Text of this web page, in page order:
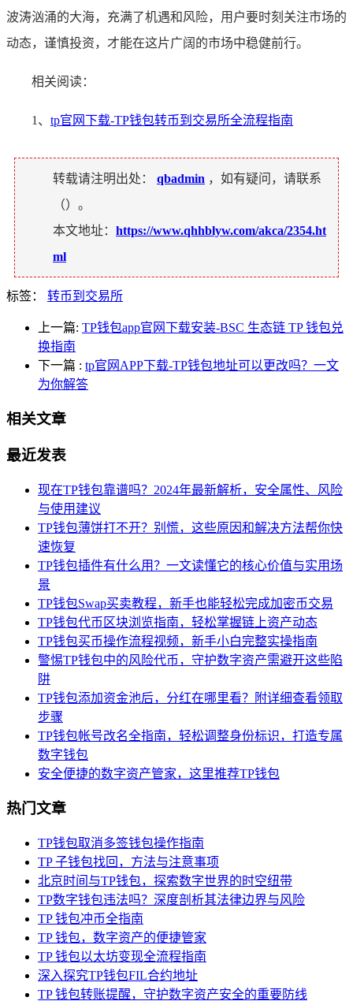
波涛汹涌的大海，充满了机遇和风险，用户要时刻关注市场的
动态，谨慎投资，才能在这片广阔的市场中稳健前行。
相关阅读：
1、 tp官网下载-TP钱包转币到交易所全流程指南
转载请注明出处： qbadmin ，如有疑问，请联系
（）。
本文地址： https://www.qhhblyw.com/akca/2354.ht
ml
标签： 转币到交易所
上一篇: TP钱包app官网下载安装-BSC 生态链 TP 钱包兑
换指南
下一篇 : tp官网APP下载-TP钱包地址可以更改吗？一文
为你解答
相关文章
最近发表
现在TP钱包靠谱吗？2024年最新解析，安全属性、风险
与使用建议
TP钱包薄饼打不开？别慌，这些原因和解决方法帮你快
速恢复
TP钱包插件有什么用？一文读懂它的核心价值与实用场
景
TP钱包Swap买卖教程，新手也能轻松完成加密币交易
TP钱包代币区块浏览指南，轻松掌握链上资产动态
TP钱包买币操作流程视频，新手小白完整实操指南
警惕TP钱包中的风险代币，守护数字资产需避开这些陷
阱
TP钱包添加资金池后，分红在哪里看？附详细查看领取
步骤
TP钱包帐号改名全指南，轻松调整身份标识，打造专属
数字钱包
安全便捷的数字资产管家，这里推荐TP钱包
热门文章
TP钱包取消多签钱包操作指南
TP 子钱包找回，方法与注意事项
北京时间与TP钱包，探索数字世界的时空纽带
TP数字钱包违法吗？深度剖析其法律边界与风险
TP 钱包冲币全指南
TP 钱包，数字资产的便捷管家
TP 钱包以太坊变现全流程指南
深入探究TP钱包FIL合约地址
TP 钱包转账提醒，守护数字资产安全的重要防线